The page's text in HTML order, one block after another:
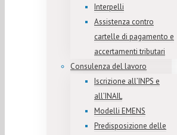
Interpelli
Assistenza contro
cartelle di pagamento e
accertamenti tributari
Consulenza del lavoro
Iscrizione all’INPS e
all’INAIL
Modelli EMENS
Predisposizione delle